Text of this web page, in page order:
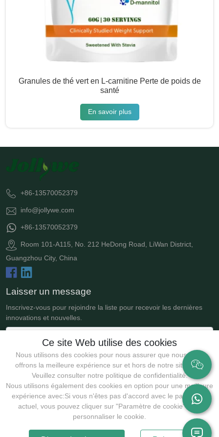
Granules de thé vert en L-carnitine Perte de poids de
santé
En savoir plus
Ce site Web utilise des cookies
Nous utilisons des cookies pour nous assurer que nous vous
offrons la meilleure expérience sur et hors de notre site Web.
Veuillez consulter notre politique de confidentialité.
Nous utilisons également des cookies en option pour une meilleure
expérience avec:Si vous n'êtes pas d'accord avec le paramètre
actuel, vous pouvez cliquer sur "Paramètre de cookie" pour
personnaliser le cookie.
+86-13570052379
info@jollywe.com
+86-13570052379
Room 101-A115, No. 212 HeDong Road, LiWan District,
Guangzhou City, China
Laisser un message
Inscrivez-vous pour rejoindre la liste pour recevoir les dernières
innovations et nouvelles.